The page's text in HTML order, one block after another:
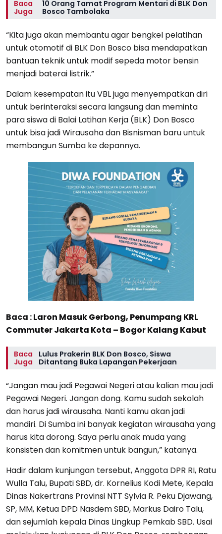
Baca
Juga
10 Orang Tamat Program Mentari di BLK Don
Bosco Tambolaka
“Kita juga akan membantu agar bengkel pelatihan
untuk otomotif di BLK Don Bosco bisa mendapatkan
bantuan teknik untuk modif sepeda motor bensin
menjadi baterai listrik.”
Dalam kesempatan itu VBL juga menyempatkan diri
untuk berinteraksi secara langsung dan meminta
para siswa di Balai Latihan Kerja (BLK) Don Bosco
untuk bisa jadi Wirausaha dan Bisnisman baru untuk
membangun Sumba ke depannya.
Baca :Laron Masuk Gerbong, Penumpang KRL
Commuter Jakarta Kota – Bogor Kalang Kabut
Baca
Juga
Lulus Prakerin BLK Don Bosco, Siswa
Ditantang Buka Lapangan Pekerjaan
“Jangan mau jadi Pegawai Negeri atau kalian mau jadi
Pegawai Negeri. Jangan dong. Kamu sudah sekolah
dan harus jadi wirausaha. Nanti kamu akan jadi
mandiri. Di Sumba ini banyak kegiatan wirausaha yang
harus kita dorong. Saya perlu anak muda yang
konsisten dan komitmen untuk bangun,” katanya.
Hadir dalam kunjungan tersebut, Anggota DPR RI, Ratu
Wulla Talu, Bupati SBD, dr. Kornelius Kodi Mete, Kepala
Dinas Nakertrans Provinsi NTT Sylvia R. Peku Djawang,
SP, MM, Ketua DPD Nasdem SBD, Markus Dairo Talu,
dan sejumlah kepala Dinas Lingkup Pemkab SBD. Usai